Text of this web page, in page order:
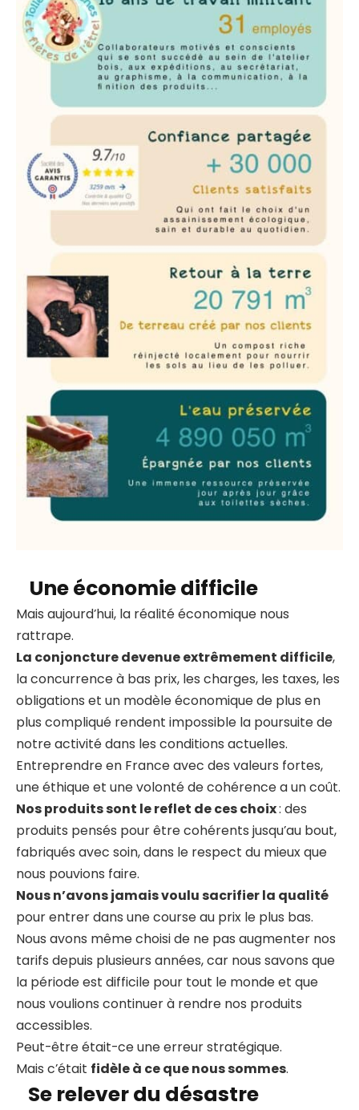
Une économie difficile
Mais aujourd’hui, la réalité économique nous
rattrape.
La conjoncture devenue extrêmement difficile,
la concurrence à bas prix, les charges, les taxes, les
obligations et un modèle économique de plus en
plus compliqué rendent impossible la poursuite de
notre activité dans les conditions actuelles.
Entreprendre en France avec des valeurs fortes,
une éthique et une volonté de cohérence a un coût.
Nos produits sont le reflet de ces choix: des
produits pensés pour être cohérents jusqu’au bout,
fabriqués avec soin, dans le respect du mieux que
nous pouvions faire.
Nous n’avons jamais voulu sacrifier la qualité
pour entrer dans une course au prix le plus bas.
Nous avons même choisi de ne pas augmenter nos
tarifs depuis plusieurs années, car nous savons que
la période est difficile pour tout le monde et que
nous voulions continuer à rendre nos produits
accessibles.
Peut-être était-ce une erreur stratégique.
Mais c’était fidèle à ce que nous sommes.
Se relever du désastre